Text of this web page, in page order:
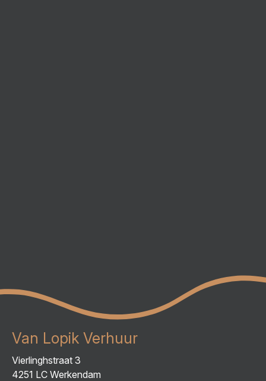
Van Lopik Verhuur
Vierlinghstraat 3
4251 LC Werkendam